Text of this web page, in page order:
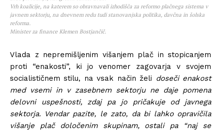
Vrh koalicije, na katerem so obravnavali izhodišča za reformo plačnega sistema v
javnem sektorju, na dnevnem redu tudi stanovanjska politika, davčna in šolska
reforma.
Minister za finance Klemen Bostjančič.
Vlada z nepremišljenim višanjem plač in stopicanjem
proti “enakosti”, ki jo venomer zagovarja v svojem
socialističnem stilu, na vsak način želi doseči enakost
med vsemi in v zasebnem sektorju ne daje pomena
delovni uspešnosti, zdaj pa jo pričakuje od javnega
sektorja. Vendar pazite, le zato, da bi lahko opravičila
višanje plač določenim skupinam, ostali pa “naj se